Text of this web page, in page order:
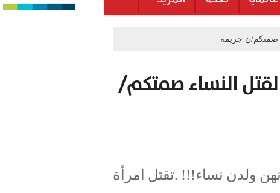
صمتكم/ن جريمة
النساء صمتكم/
ولدن نساء!!! .تقتل امرأة